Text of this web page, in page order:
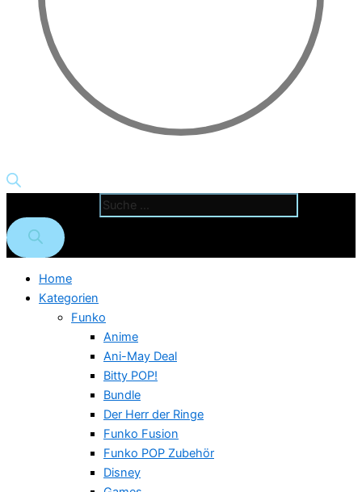
Home
Kategorien
Funko
Anime
Ani-May Deal
Bitty POP!
Bundle
Der Herr der Ringe
Funko Fusion
Funko POP Zubehör
Disney